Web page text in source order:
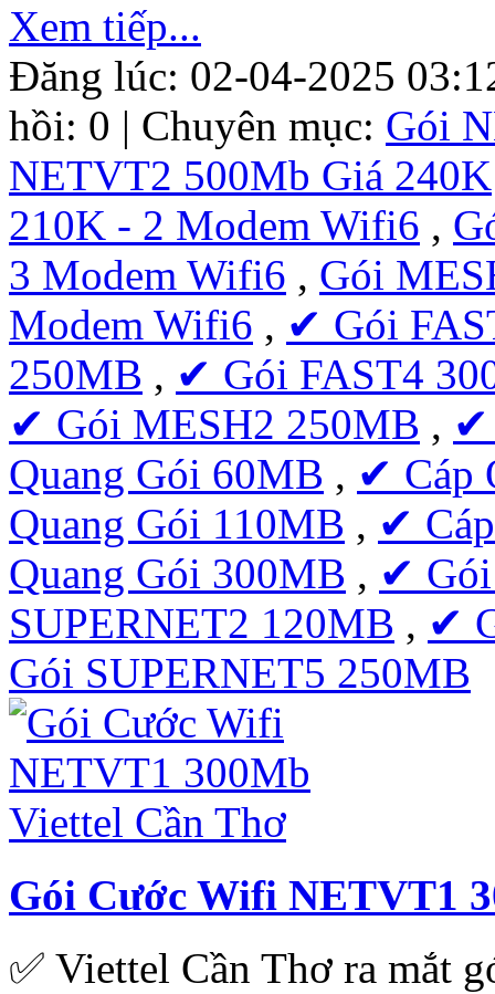
Xem tiếp...
Đăng lúc: 02-04-2025
hồi: 0 | Chuyên mục: Gói
NETVT2 500Mb Giá 240K
210K - 2 Modem Wifi6 ,
3 Modem Wifi6 , Gói
Modem Wifi6 , ✔ Gói
250MB , ✔ Gói FAST4
✔ Gói MESH2 250MB , ✔
Quang Gói 60MB , ✔ Cáp
Quang Gói 110MB , ✔
Quang Gói 300MB , ✔ Gói
SUPERNET2 120MB , ✔
Gói SUPERNET5 250MB
Gói Cước Wifi NETVT1
✅ ‎Viettel Cần Thơ ra mắt